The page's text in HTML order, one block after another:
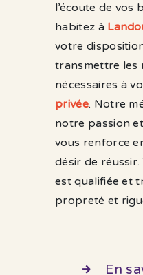
l’écoute de vos
habitez à
votre
transmettre les
nécessaires à
privée. Notre
notre passion
vous renforce
désir de
est qualifiée et
propreté et
En